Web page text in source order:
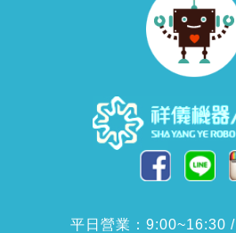
平日營業：9:00~16:30 /